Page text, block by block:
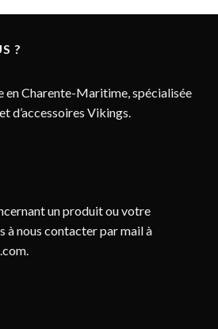
?
en Charente-Maritime, spécialisée
d’accessoires Vikings.
un produit ou votre
à nous contacter par mail à
.